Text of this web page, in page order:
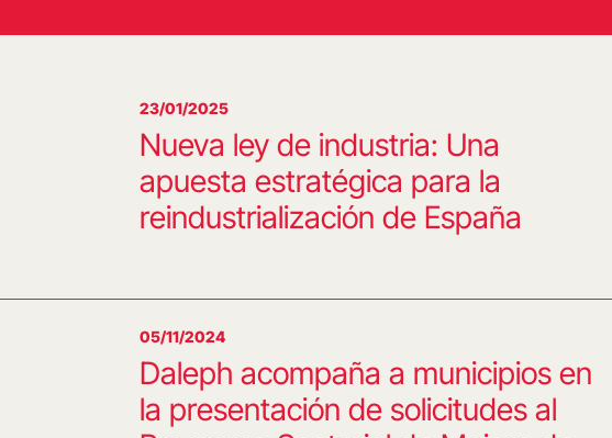
23/01/2025
Nueva ley de industria: Una
apuesta estratégica para la
reindustrialización de España
05/11/2024
Daleph acompaña a municipios en
la presentación de solicitudes al